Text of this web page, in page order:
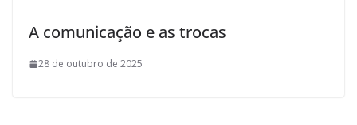
A comunicação e as trocas
28 de outubro de 2025